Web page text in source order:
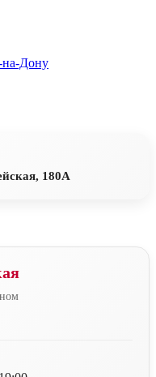
на-Дону
180А